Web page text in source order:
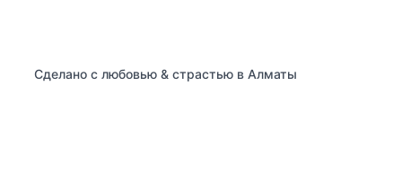
Сделано с любовью & страстью в Алматы